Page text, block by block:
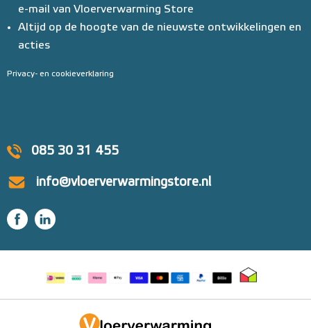
085 30 31 455
info@vloerverwarmingstore.nl
e-mail van Vloerverwarming Store
Altijd op de hoogte van de nieuwste ontwikkelingen en
acties
Privacy- en cookieverklaring